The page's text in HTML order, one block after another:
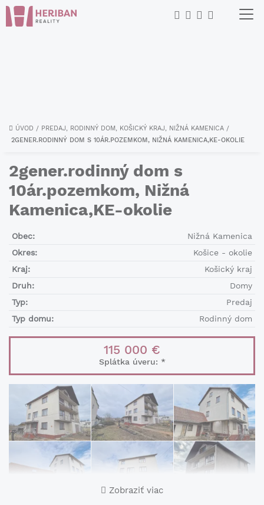
ÚVOD / PREDAJ, RODINNÝ DOM, KOŠICKÝ KRAJ, NIŽNÁ KAMENICA /
2GENER.RODINNÝ DOM S 10ÁR.POZEMKOM, NIŽNÁ KAMENICA,KE-OKOLIE
2gener.rodinný dom s
10ár.pozemkom, Nižná
Kamenica,KE-okolie
Obec:
Nižná Kamenica
Okres:
Košice - okolie
Kraj:
Košický kraj
Druh:
Domy
Typ:
Predaj
Typ domu:
Rodinný dom
115 000 €
Splátka úveru: *
Zobraziť viac